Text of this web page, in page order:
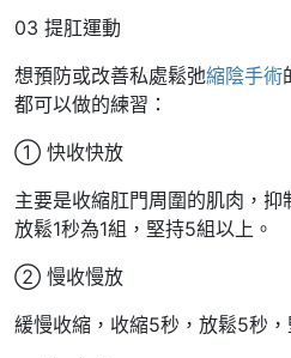
03 提肛運動
想預防或改善私處鬆弛縮陰手術
都可以做的練習：
① 快收快放
主要是收縮肛門周圍的肌肉，抑
放鬆1秒為1組，堅持5組以上。
② 慢收慢放
緩慢收縮，收縮5秒，放鬆5秒，